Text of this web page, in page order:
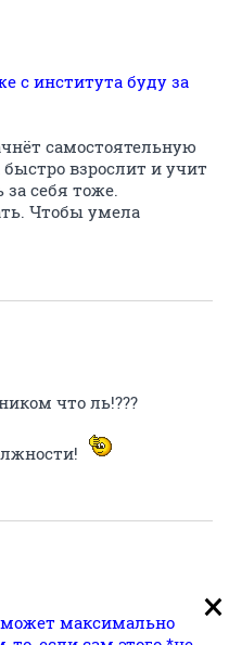
с института буду за
самостоятельную
взрослит и учит
за себя тоже.
Чтобы умела
что ль!???
максимально